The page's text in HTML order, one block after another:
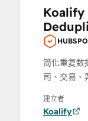
Koalify
简化重复数
司、交易、
建立者
Koalify